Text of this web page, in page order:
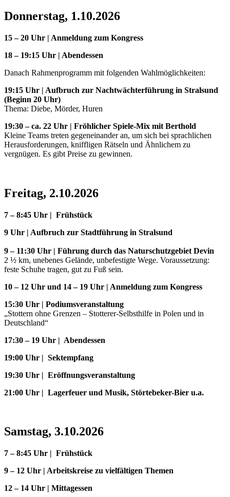
Donnerstag, 1.10.2026
15 – 20 Uhr | Anmeldung zum Kongress
18 – 19:15 Uhr | Abendessen
Danach Rahmenprogramm mit folgenden Wahlmöglichkeiten:
19:15 Uhr | Aufbruch zur Nachtwächterführung in Stralsund
(Beginn 20 Uhr)
Thema: Diebe, Mörder, Huren
19:30 – ca. 22 Uhr | Fröhlicher Spiele-Mix mit Berthold
Kleine Teams treten gegeneinander an, um sich bei sprachlichen
Herausforderungen, kniffligen Rätseln und Ähnlichem zu
vergnügen. Es gibt Preise zu gewinnen.
Freitag, 2.10.2026
7 – 8:45 Uhr | Frühstück
9 Uhr | Aufbruch zur Stadtführung in Stralsund
9 – 11:30 Uhr | Führung durch das Naturschutzgebiet Devin
2 ½ km, unebenes Gelände, unbefestigte Wege. Voraussetzung:
feste Schuhe tragen, gut zu Fuß sein.
10 – 12 Uhr und 14 – 19 Uhr | Anmeldung zum Kongress
15:30 Uhr | Podiumsveranstaltung
„Stottern ohne Grenzen – Stotterer-Selbsthilfe in Polen und in
Deutschland“
17:30 – 19 Uhr | Abendessen
19:00 Uhr | Sektempfang
19:30 Uhr | Eröffnungsveranstaltung
21:00 Uhr | Lagerfeuer und Musik, Störtebeker-Bier u.a.
Samstag, 3.10.2026
7 – 8:45 Uhr | Frühstück
9 – 12 Uhr | Arbeitskreise zu vielfältigen Themen
12 – 14 Uhr | Mittagessen